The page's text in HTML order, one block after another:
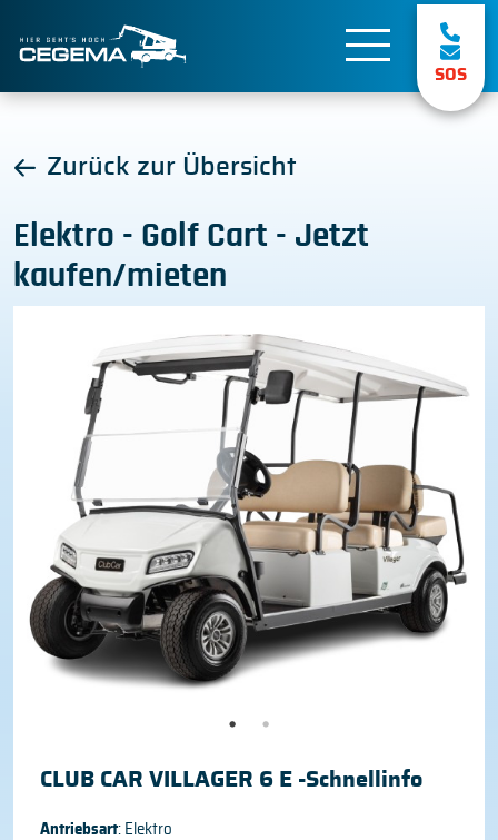
SOS
Zurück zur Übersicht
Elektro - Golf Cart - Jetzt
kaufen/mieten
CLUB CAR VILLAGER 6 E -Schnellinfo
Antriebsart: Elektro